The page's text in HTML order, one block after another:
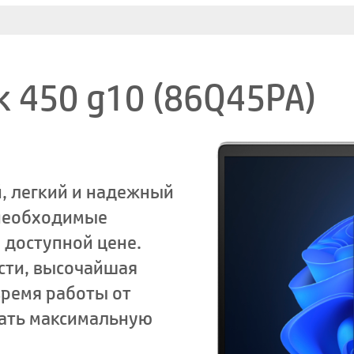
g10 (86Q45PA)
легкий и надежный
цене.
высочайшая
работы от
максимальную